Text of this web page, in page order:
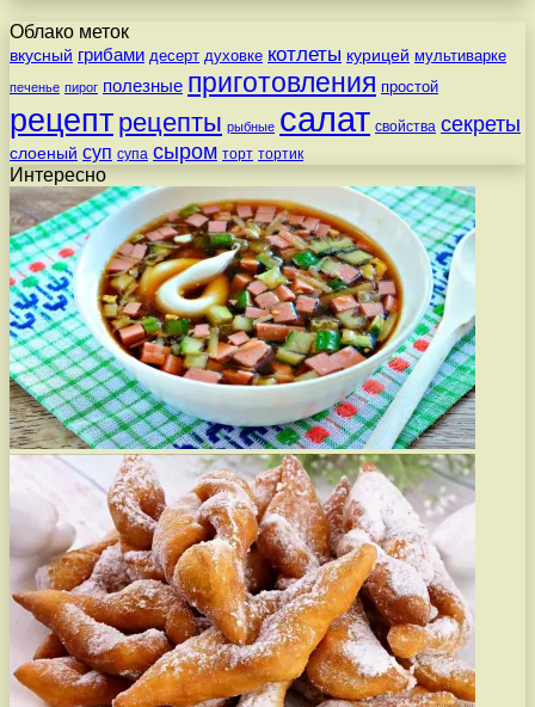
Облако меток
вкусный грибами десерт духовке котлеты курицей мультиварке
печенье пирог полезные приготовления простой
рецепт рецепты рыбные салат свойства секреты
слоеный суп супа сыром торт тортик
Интересно